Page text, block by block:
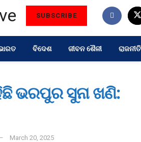
SUBSCRIBE
ବିଦେଶ ଜୀବନ ଶୈଳୀ ରାଜନୀତି
ଭରପୁର ସୁନା ଖଣି:
March 20, 2025